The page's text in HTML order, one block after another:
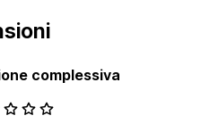
complessiva